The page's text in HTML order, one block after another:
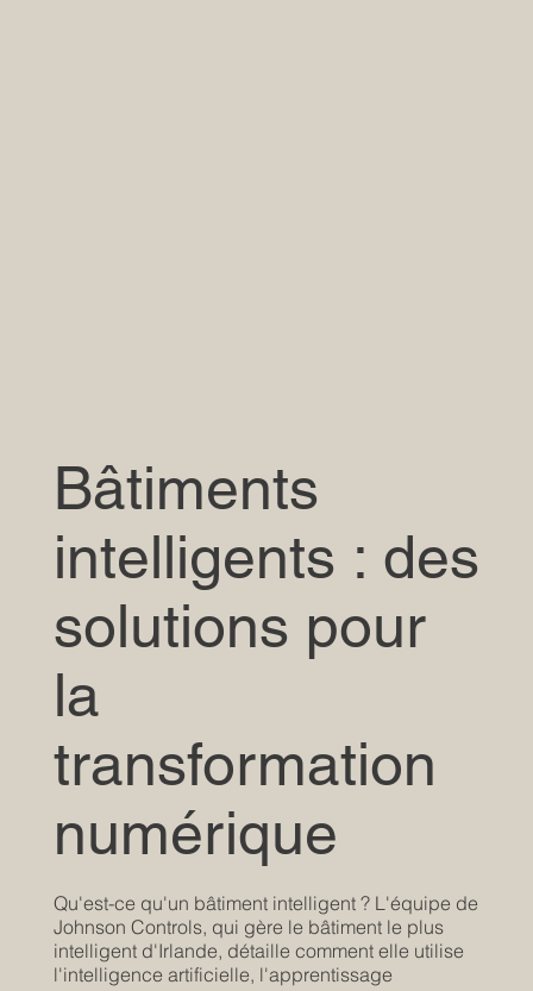
Bâtiments
intelligents : des
solutions pour
la
transformation
numérique
Qu'est-ce qu'un bâtiment intelligent ? L'équipe de
Johnson Controls, qui gère le bâtiment le plus
intelligent d'Irlande, détaille comment elle utilise
l'intelligence artificielle, l'apprentissage